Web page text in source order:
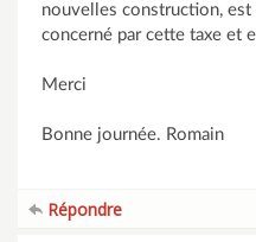
nouvelles construction,
concerné par cette taxe et
Merci
Bonne journée. Romain
Répondre